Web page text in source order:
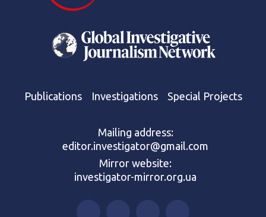
Publications Investigations Special Projects
Mailing address:
editor.investigator@gmail.com
Mirror website:
investigator-mirror.org.ua